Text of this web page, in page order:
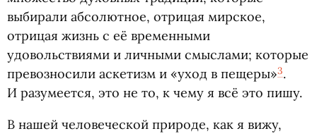
выбирали абсолютное, отрицая мирское,
отрицая жизнь с её временными
удовольствиями и личными смыслами; которые
превозносили аскетизм и «уход в пещеры»3.
И разумеется, это не то, к чему я всё это пишу.
В нашей человеческой природе, как я вижу,